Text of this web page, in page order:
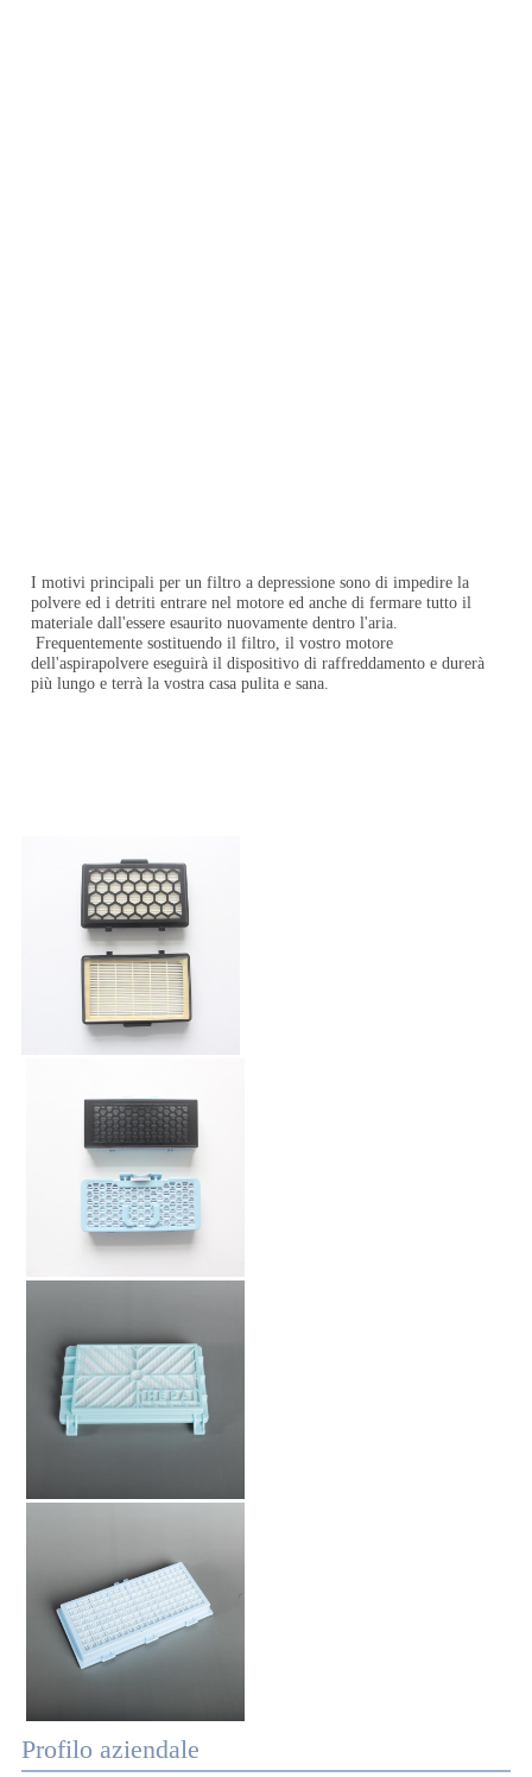
I motivi principali per un filtro a depressione sono di impedire la
polvere ed i detriti entrare nel motore ed anche di fermare tutto il
materiale dall'essere esaurito nuovamente dentro l'aria.
Frequentemente sostituendo il filtro, il vostro motore
dell'aspirapolvere eseguirà il dispositivo di raffreddamento e durerà
più lungo e terrà la vostra casa pulita e sana.
Profilo aziendale